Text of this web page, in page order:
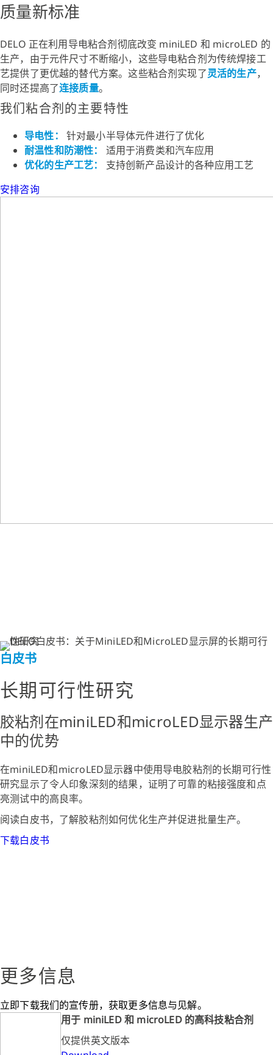
质量新标准
DELO 正在利用导电粘合剂彻底改变 miniLED 和 microLED 的
生产，由于元件尺寸不断缩小，这些导电粘合剂为传统焊接工
艺提供了更优越的替代方案。这些粘合剂实现了灵活的生产，
同时还提高了连接质量。
我们粘合剂的主要特性
导电性： 针对最小半导体元件进行了优化
耐温性和防潮性： 适用于消费类和汽车应用
优化的生产工艺： 支持创新产品设计的各种应用工艺
安排咨询
白皮书
长期可行性研究
胶粘剂在miniLED和microLED显示器生产
中的优势
在miniLED和microLED显示器中使用导电胶粘剂的长期可行性
研究显示了令人印象深刻的结果，证明了可靠的粘接强度和点
亮测试中的高良率。
阅读白皮书，了解胶粘剂如何优化生产并促进批量生产。
下载白皮书
更多信息
立即下载我们的宣传册，获取更多信息与见解。
用于 miniLED 和 microLED 的高科技粘合剂
仅提供英文版本